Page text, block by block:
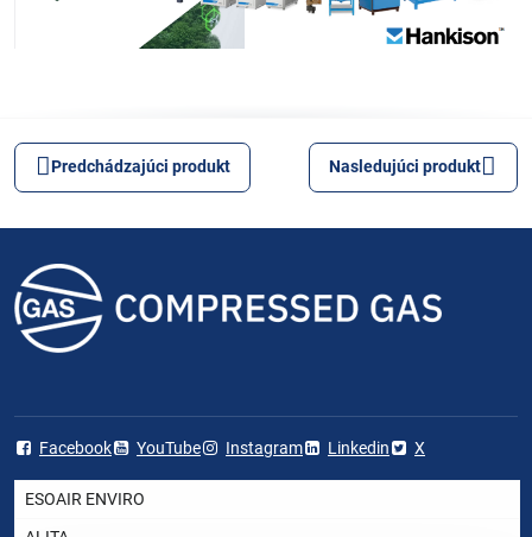
Predchádzajúci produkt Nasledujúci produkt
Facebook YouTube Instagram Linkedin X
ESOAIR ENVIRO